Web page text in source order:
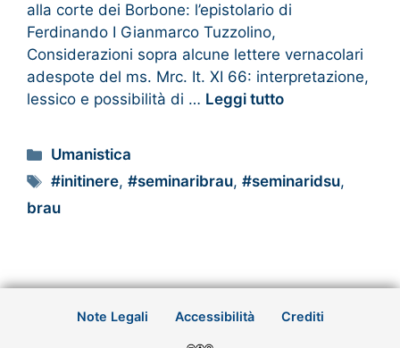
alla corte dei Borbone: l’epistolario di
Ferdinando I Gianmarco Tuzzolino,
Considerazioni sopra alcune lettere vernacolari
adespote del ms. Mrc. It. XI 66: interpretazione,
lessico e possibilità di … Leggi tutto
Umanistica
#initinere,#seminaribrau,#seminaridsu,
brau
Note Legali Accessibilità Crediti